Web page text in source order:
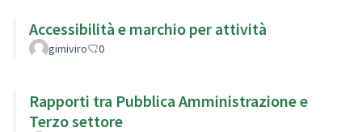
Accessibilità e marchio per attività
gimiviro 0
Rapporti tra Pubblica Amministrazione e
Terzo settore